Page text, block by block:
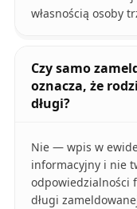
własnością osoby
Czy samo
oznacza, że
długi?
Nie — wpis w
informacyjny i nie
odpowiedzialności
długi